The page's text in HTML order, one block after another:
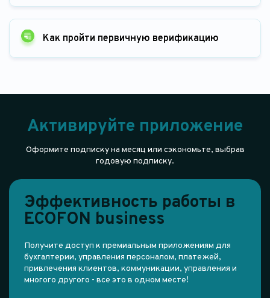
Как пройти первичную верификацию
Активируйте приложение
Оформите подписку на месяц или сэкономьте, выбрав
годовую подписку.
Эффективность работы в
ECOFON business
Получите доступ к премиальным приложениям для
бухгалтерии, управления персоналом, платежей,
привлечения клиентов, коммуникации, управления и
многого другого - все это в одном месте!